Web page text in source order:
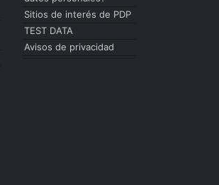
Sitios de interés de PDP
TEST DATA
Avisos de privacidad